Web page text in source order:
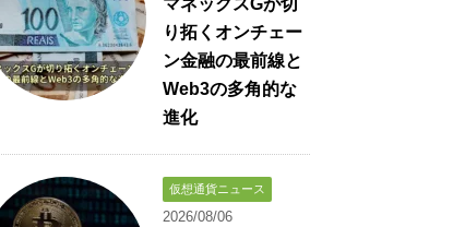
マネックスGが切
り拓くオンチェー
ン金融の最前線と
Web3の多角的な
進化
仮想通貨ニュース
2026/08/06